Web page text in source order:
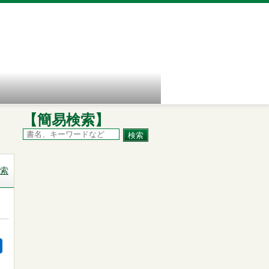
【簡易検索】